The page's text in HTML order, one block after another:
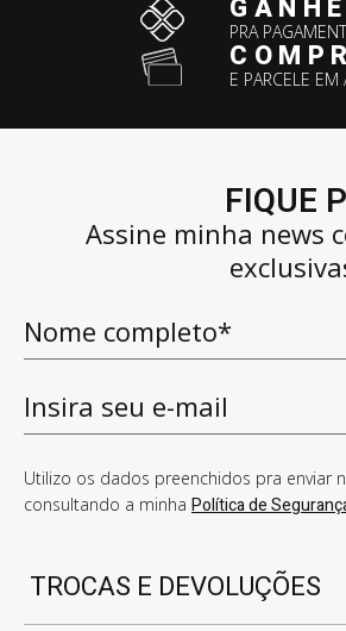
PRA
E PARCELE EM
FIQUE
Assine minha news
Utilizo os dados preenchidos pra enviar
consultando a minha Política de
TROCAS E DEVOLUÇÕES